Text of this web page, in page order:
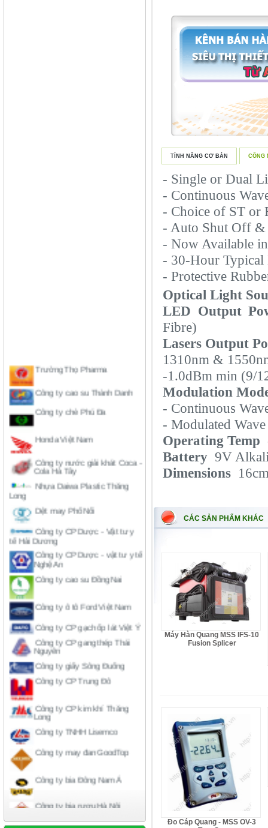
Công ty chè Phú Đa
Honda Việt Nam
Cola Hà Tây
Nhựa Daiwa Plastic Thăng
Long
Công ty CP Dược - Vật tư y
tế Hải Dương
Công ty CP Dược - vật tư y tế
Nghệ An
Công ty cao su Đồng Nai
Công ty CP gạch ốp lát Việt Ý
Công ty CP gang thép Thái
Nguyên
Công ty giấy Sông Đuống
Công ty CP Trung Đô
Công ty CP kim khí Thăng
Long
Công ty TNHH Lisemco
Công ty may đan GoodTop
TÍNH NĂNG CƠ BẢN CÔNG
- Single or Dual
- Continuous
- Choice of ST or
- Auto Shut Off
- Now Available
- 30-Hour
- Protective
Optical Light
LED Output
Fibre)
Lasers Output
1310nm &
-1.0dBm min (9/
Modulation
- Continuous
- Modulated Wave
Operating Temp
Battery 9V
Dimensions
CÁC SẢN PHẨM KHÁC
Máy Hàn Quang MSS IFS-10
Fusion Splicer
Đo Cáp Quang - MSS OV-3